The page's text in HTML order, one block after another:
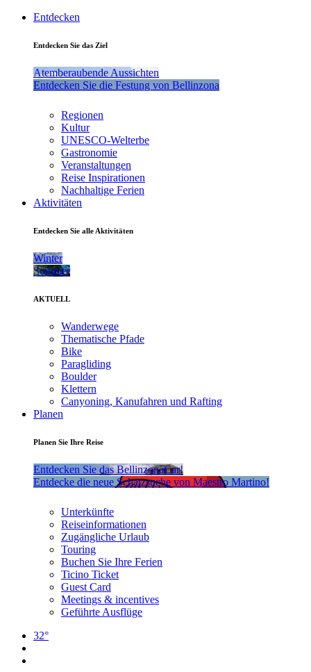
Entdecken
Entdecken Sie das Ziel
Atemberaubende Aussichten
Entdecken Sie die Festung von Bellinzona
Regionen
Kultur
UNESCO-Welterbe
Gastronomie
Veranstaltungen
Reise Inspirationen
Nachhaltige Ferien
Aktivitäten
Entdecken Sie alle Aktivitäten
Winter
Sommer
AKTUELL
Wanderwege
Thematische Pfade
Bike
Paragliding
Boulder
Klettern
Canyoning, Kanufahren und Rafting
Planen
Planen Sie Ihre Reise
Entdecken Sie das BellinzonaCar!
Entdecke die neue Schatzsuche von Maestro Martino!
Unterkünfte
Reiseinformationen
Zugängliche Urlaub
Touring
Buchen Sie Ihre Ferien
Ticino Ticket
Guest Card
Meetings & incentives
Geführte Ausflüge
32°